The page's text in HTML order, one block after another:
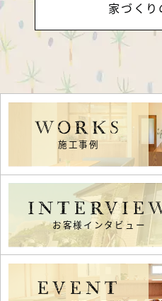
家づく
WORKS
施工事例
お客様インタビュー
EVENT